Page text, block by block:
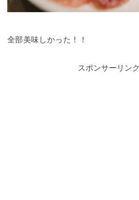
全部美味しかった！！
スポンサーリンク